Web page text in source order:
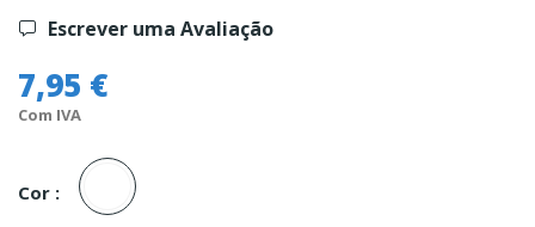
Escrever uma Avaliação
7,95 €
Com IVA
Cor :
Branco